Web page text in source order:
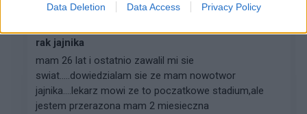
Data Deletion Data Access Privacy Policy
rak jajnika
mam 26 lat i ostatnio zawalil mi sie
swiat.....dowiedzialam sie ze mam nowotwor
jajnika....lekarz mowi ze to poczatkowe stadium,ale
jestem przerazona mam 2 miesieczna